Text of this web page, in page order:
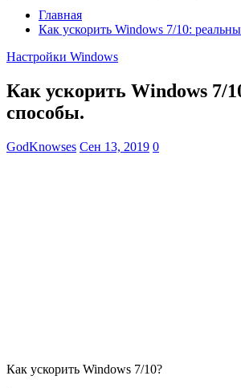
Главная
Как ускорить Windows 7/10:
Настройки Windows
Как ускорить Windows 7/
способы.
GodKnowses Сен 13, 2019 0
Как ускорить Windows 7/10?